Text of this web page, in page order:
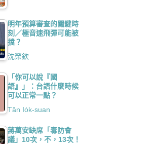
明年預算審查的關鍵時
刻／極音速飛彈可能被
擋？
沈榮欽
「你可以說『國
語』」：台語什麼時候
可以正常一點？
Tân Io̍k-suan
蔣萬安缺席「毒防會
議」10次，不，13次！